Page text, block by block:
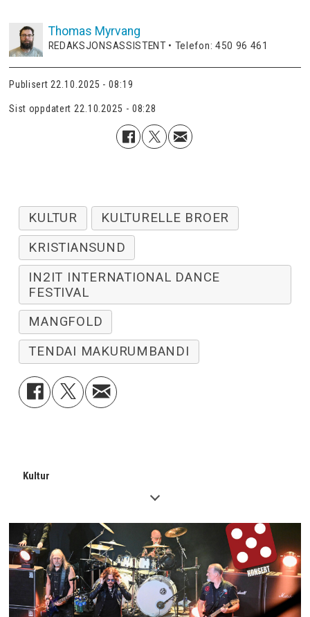
Thomas Myrvang
REDAKSJONSASSISTENT • Telefon: 450 96 461
Publisert 22.10.2025 - 08:19
Sist oppdatert 22.10.2025 - 08:28
KULTUR
KULTURELLE BROER
KRISTIANSUND
IN2IT INTERNATIONAL DANCE
FESTIVAL
MANGFOLD
TENDAI MAKURUMBANDI
Kultur